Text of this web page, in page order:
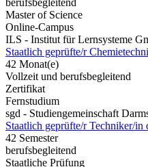
berufsbegleitend
Master of Science
Online-Campus
ILS - Institut für Lernsysteme
Staatlich geprüfte/r
42 Monat(e)
Vollzeit und berufsbegleitend
Zertifikat
Fernstudium
sgd - Studiengemeinschaft
Staatlich geprüfte/r Techniker/
42 Semester
berufsbegleitend
Staatliche Prüfung